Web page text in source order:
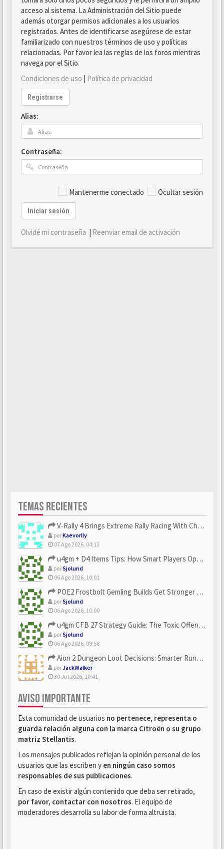
acceso al sistema. La Administración del Sitio puede
además otorgar permisos adicionales a los usuarios
registrados. Antes de identificarse asegúrese de estar
familiarizado con nuestros términos de uso y políticas
relacionadas. Por favor lea las reglas de los foros mientras
navega por el Sitio.
Condiciones de uso | Política de privacidad
Registrarse
Alias:
Contraseña:
Mantenerme conectado Ocultar sesión
Iniciar sesión
Olvidé mi contraseña | Reenviar email de activación
TEMAS RECIENTES
V-Rally 4 Brings Extreme Rally Racing With Challenging Track...
porKaevorlly
07 Ago 2026, 04:12
u4gm + D4 Items Tips: How Smart Players Optimize Gear, Build...
porSjolund
06 Ago 2026, 10:01
POE2 Frostbolt Gemling Builds Get Stronger With u4gm’s Ice C...
porSjolund
06 Ago 2026, 10:00
u4gm CFB 27 Strategy Guide: The Toxic Offensive Scheme Your ...
porSjolund
06 Ago 2026, 09:58
Aion 2 Dungeon Loot Decisions: Smarter Runs With U4N
porJackWalker
30 Jul 2026, 10:41
AVISO IMPORTANTE
Esta comunidad de usuarios no pertenece, representa o
guarda relación alguna con la marca Citroën o su grupo
matriz Stellantis.
Los mensajes publicados reflejan la opinión personal de los
usuarios que las escriben y en ningún caso somos
responsables de sus publicaciones.
En caso de existir algún contenido que deba ser retirado,
por favor, contactar con nosotros. El equipo de
moderadores desarrolla su labor de forma altruista.